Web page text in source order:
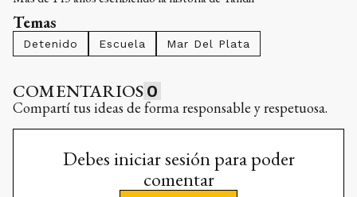
Temas
Detenido Escuela Mar Del Plata
COMENTARIOS 0
Compartí tus ideas de forma responsable y respetuosa.
Debes iniciar sesión para poder
comentar